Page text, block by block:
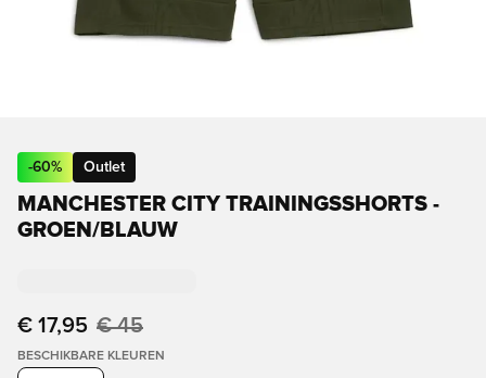
-60% Outlet
MANCHESTER CITY TRAININGSSHORTS -
GROEN/BLAUW
€ 17,95 € 45
BESCHIKBARE KLEUREN